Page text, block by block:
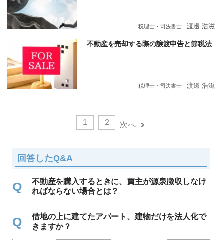
税理士・司法書士 渡邊 浩滋
不動産を売却する際の譲渡申告と節税法
税理士・司法書士 渡邊 浩滋
1 2 次へ
回答したQ&A
Q
不動産を購入するときに、買主が源泉徴収しなけ
ればならない場合とは？
Q
借地の上に建てたアパート、建物だけを法人化で
きますか？